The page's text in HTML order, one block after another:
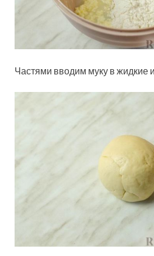
Частями вводим муку в жидкие